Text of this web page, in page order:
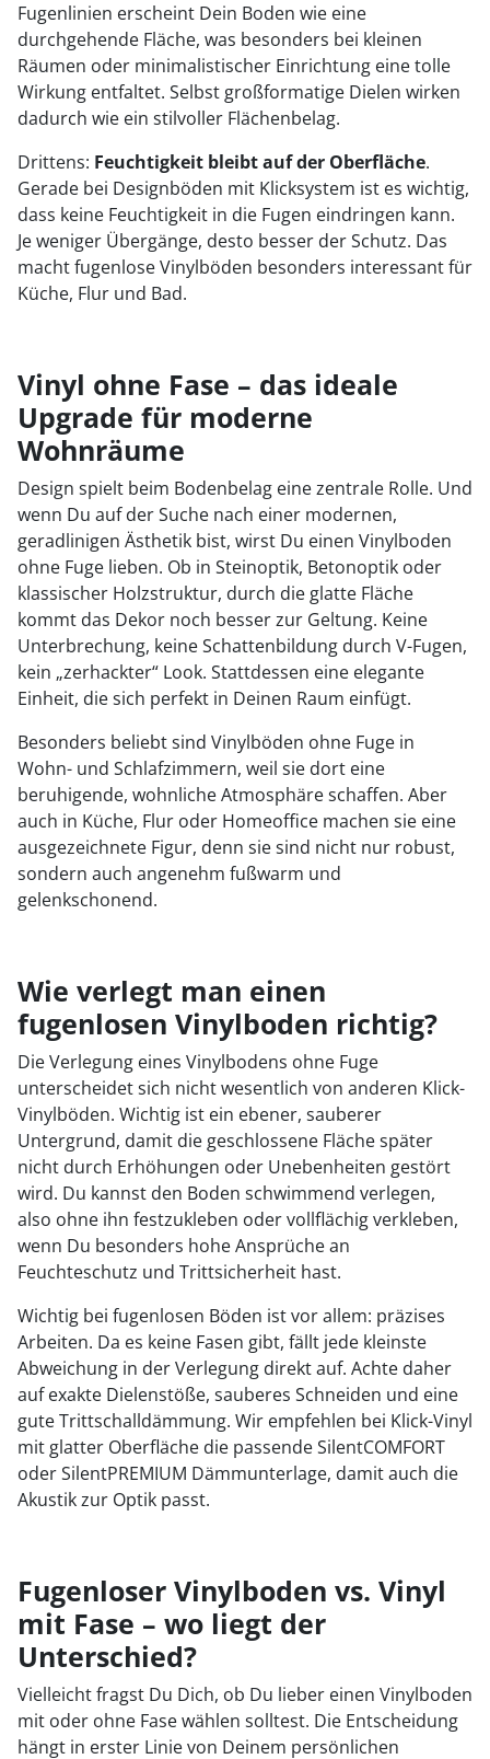
Fugenlinien erscheint Dein Boden wie eine
durchgehende Fläche, was besonders bei kleinen
Räumen oder minimalistischer Einrichtung eine tolle
Wirkung entfaltet. Selbst großformatige Dielen wirken
dadurch wie ein stilvoller Flächenbelag.
Drittens: Feuchtigkeit bleibt auf der Oberfläche.
Gerade bei Designböden mit Klicksystem ist es wichtig,
dass keine Feuchtigkeit in die Fugen eindringen kann.
Je weniger Übergänge, desto besser der Schutz. Das
macht fugenlose Vinylböden besonders interessant für
Küche, Flur und Bad.
Vinyl ohne Fase – das ideale
Upgrade für moderne
Wohnräume
Design spielt beim Bodenbelag eine zentrale Rolle. Und
wenn Du auf der Suche nach einer modernen,
geradlinigen Ästhetik bist, wirst Du einen Vinylboden
ohne Fuge lieben. Ob in Steinoptik, Betonoptik oder
klassischer Holzstruktur, durch die glatte Fläche
kommt das Dekor noch besser zur Geltung. Keine
Unterbrechung, keine Schattenbildung durch V-Fugen,
kein „zerhackter“ Look. Stattdessen eine elegante
Einheit, die sich perfekt in Deinen Raum einfügt.
Besonders beliebt sind Vinylböden ohne Fuge in
Wohn- und Schlafzimmern, weil sie dort eine
beruhigende, wohnliche Atmosphäre schaffen. Aber
auch in Küche, Flur oder Homeoffice machen sie eine
ausgezeichnete Figur, denn sie sind nicht nur robust,
sondern auch angenehm fußwarm und
gelenkschonend.
Wie verlegt man einen
fugenlosen Vinylboden richtig?
Die Verlegung eines Vinylbodens ohne Fuge
unterscheidet sich nicht wesentlich von anderen Klick-
Vinylböden. Wichtig ist ein ebener, sauberer
Untergrund, damit die geschlossene Fläche später
nicht durch Erhöhungen oder Unebenheiten gestört
wird. Du kannst den Boden schwimmend verlegen,
also ohne ihn festzukleben oder vollflächig verkleben,
wenn Du besonders hohe Ansprüche an
Feuchteschutz und Trittsicherheit hast.
Wichtig bei fugenlosen Böden ist vor allem: präzises
Arbeiten. Da es keine Fasen gibt, fällt jede kleinste
Abweichung in der Verlegung direkt auf. Achte daher
auf exakte Dielenstöße, sauberes Schneiden und eine
gute Trittschalldämmung. Wir empfehlen bei Klick-Vinyl
mit glatter Oberfläche die passende SilentCOMFORT
oder SilentPREMIUM Dämmunterlage, damit auch die
Akustik zur Optik passt.
Fugenloser Vinylboden vs. Vinyl
mit Fase – wo liegt der
Unterschied?
Vielleicht fragst Du Dich, ob Du lieber einen Vinylboden
mit oder ohne Fase wählen solltest. Die Entscheidung
hängt in erster Linie von Deinem persönlichen